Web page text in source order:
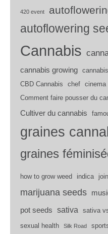
420 event
autoflowering
Cannabis
cannabis growing
CBD Cannabis
chef cinema
Comment faire pousser du
Cultiver du cannabis
graines
graines
how to grow weed indica
marijuana seeds
pot seeds sativa sativa
sexual health Silk Road